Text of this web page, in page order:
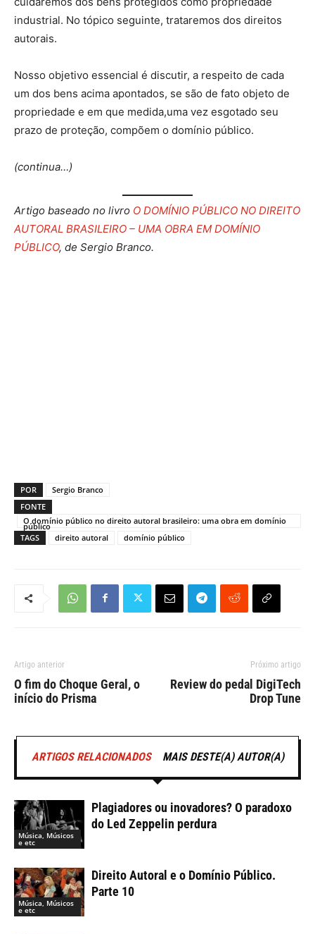
industrial. No tópico seguinte, trataremos dos direitos
autorais.
Nosso objetivo essencial é discutir, a respeito de cada
um dos bens acima apontados, se são de fato objeto de
propriedade e em que medida,uma vez esgotado seu
prazo de proteção, compõem o domínio público.
(continua…)
Artigo baseado no livro O DOMÍNIO PÚBLICO NO DIREITO
AUTORAL BRASILEIRO – UMA OBRA EM DOMÍNIO
PÚBLICO, de Sergio Branco.
POR
Sergio Branco
FONTE
O domínio público no direito autoral brasileiro: uma obra em domínio
público
TAGS
direito autoral domínio público
Artigo anterior
O fim do Choque Geral, o
início do Prisma
Próximo artigo
Review do pedal DigiTech
Drop Tune
ARTIGOS RELACIONADOS MAIS DESTE(A) AUTOR(A)
Música, Músicos
e etc
Plagiadores ou inovadores? O paradoxo
do Led Zeppelin perdura
Música, Músicos
e etc
Direito Autoral e o Domínio Público.
Parte 10